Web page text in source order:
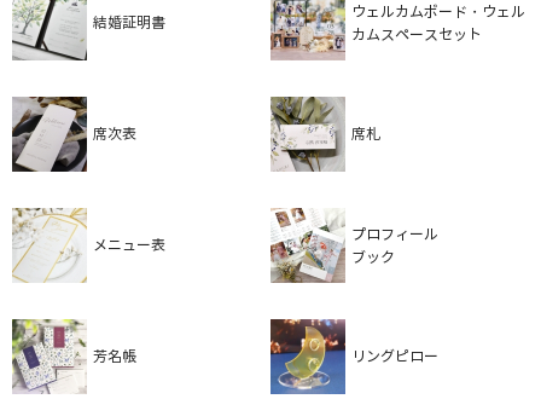
結婚証明書
ウェルカムボード・ウェル
カムスペースセット
席次表 席札
メニュー表
プロフィール
ブック
芳名帳 リングピロー